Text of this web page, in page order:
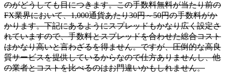
のがどうしても目につきます。この手数料無料が当たり前の
FX業界において、1,000通貨あたり30円～50円の手数料がか
かります。下記にあるようにスプレッドもかなり広く設定さ
れていますので、手数料とスプレッドを合わせた総合コスト
はかなり高いと言わざるを得ません。ですが、圧倒的な高良
質サービスを提供しているからなので仕方ありませんし、他
の業者とコストを比べるのはお門違いかもしれません。